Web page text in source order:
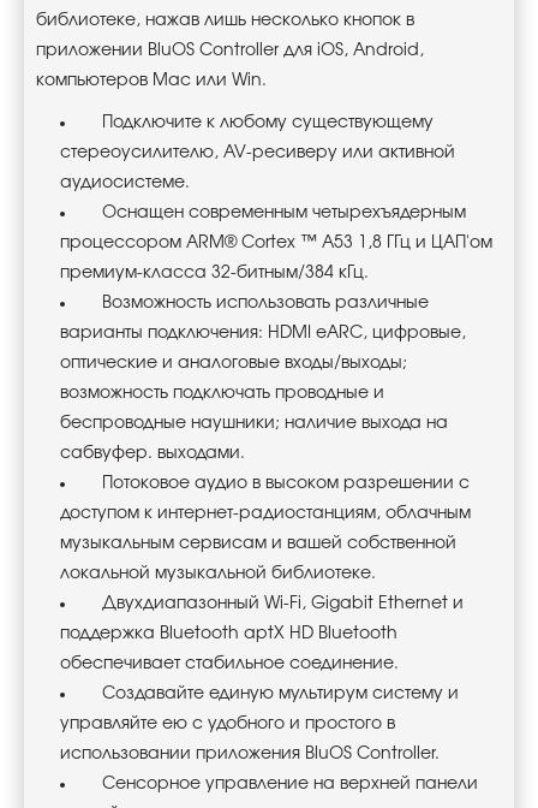
библиотеке, нажав лишь несколько кнопок в
приложении BluOS Controller для iOS, Android,
компьютеров Mac или Win.
Подключите к любому существующему
стереоусилителю, AV-ресиверу или активной
аудиосистеме.
Оснащен современным четырехъядерным
процессором ARM® Cortex ™ A53 1,8 ГГц и ЦАП'ом
премиум-класса 32-битным/384 кГц.
Возможность использовать различные
варианты подключения: HDMI eARC, цифровые,
оптические и аналоговые входы/выходы;
возможность подключать проводные и
беспроводные наушники; наличие выхода на
сабвуфер. выходами.
Потоковое аудио в высоком разрешении с
доступом к интернет-радиостанциям, облачным
музыкальным сервисам и вашей собственной
локальной музыкальной библиотеке.
Двухдиапазонный Wi-Fi, Gigabit Ethernet и
поддержка Bluetooth aptX HD Bluetooth
обеспечивает стабильное соединение.
Создавайте единую мультирум систему и
управляйте ею с удобного и простого в
использовании приложения BluOS Controller.
Сенсорное управление на верхней панели